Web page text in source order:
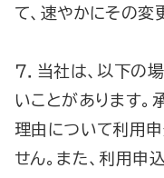
て、速やかにその変
７．当社は、以下の
いことがあります。
理由について利用
せん。また、利用申